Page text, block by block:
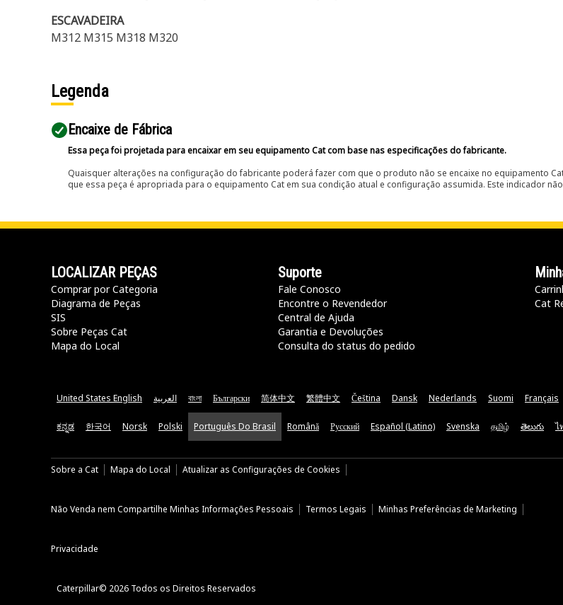
ESCAVADEIRA
M312 M315 M318 M320
Legenda
Encaixe de Fábrica
Essa peça foi projetada para encaixar em seu equipamento Cat com base nas especificações do fabricante.
Quaisquer alterações na configuração do fabricante poderá fazer com que o produto não se encaixe no equipamento
que essa peça é apropriada para o equipamento Cat em sua condição atual e configuração assumida. Este indicador
LOCALIZAR PEÇAS
Comprar por Categoria
Diagrama de Peças
SIS
Sobre Peças Cat
Mapa do Local
Suporte
Fale Conosco
Encontre o Revendedor
Central de Ajuda
Garantia e Devoluções
Consulta do status do pedido
Cat
United States English العربية বাংলা Български 简体中文 繁體中文 Čeština Dansk Nederlands Suomi Français
ಕನ್ನಡ 한국어 Norsk Polski Português Do Brasil Română Русский Español (Latino) Svenska தமிழ் తెలుగు ไ
Sobre a Cat Mapa do Local Atualizar as Configurações de Cookies
Não Venda nem Compartilhe Minhas Informações Pessoais Termos Legais Minhas Preferências de Marketing
Privacidade
Caterpillar© 2026 Todos os Direitos Reservados